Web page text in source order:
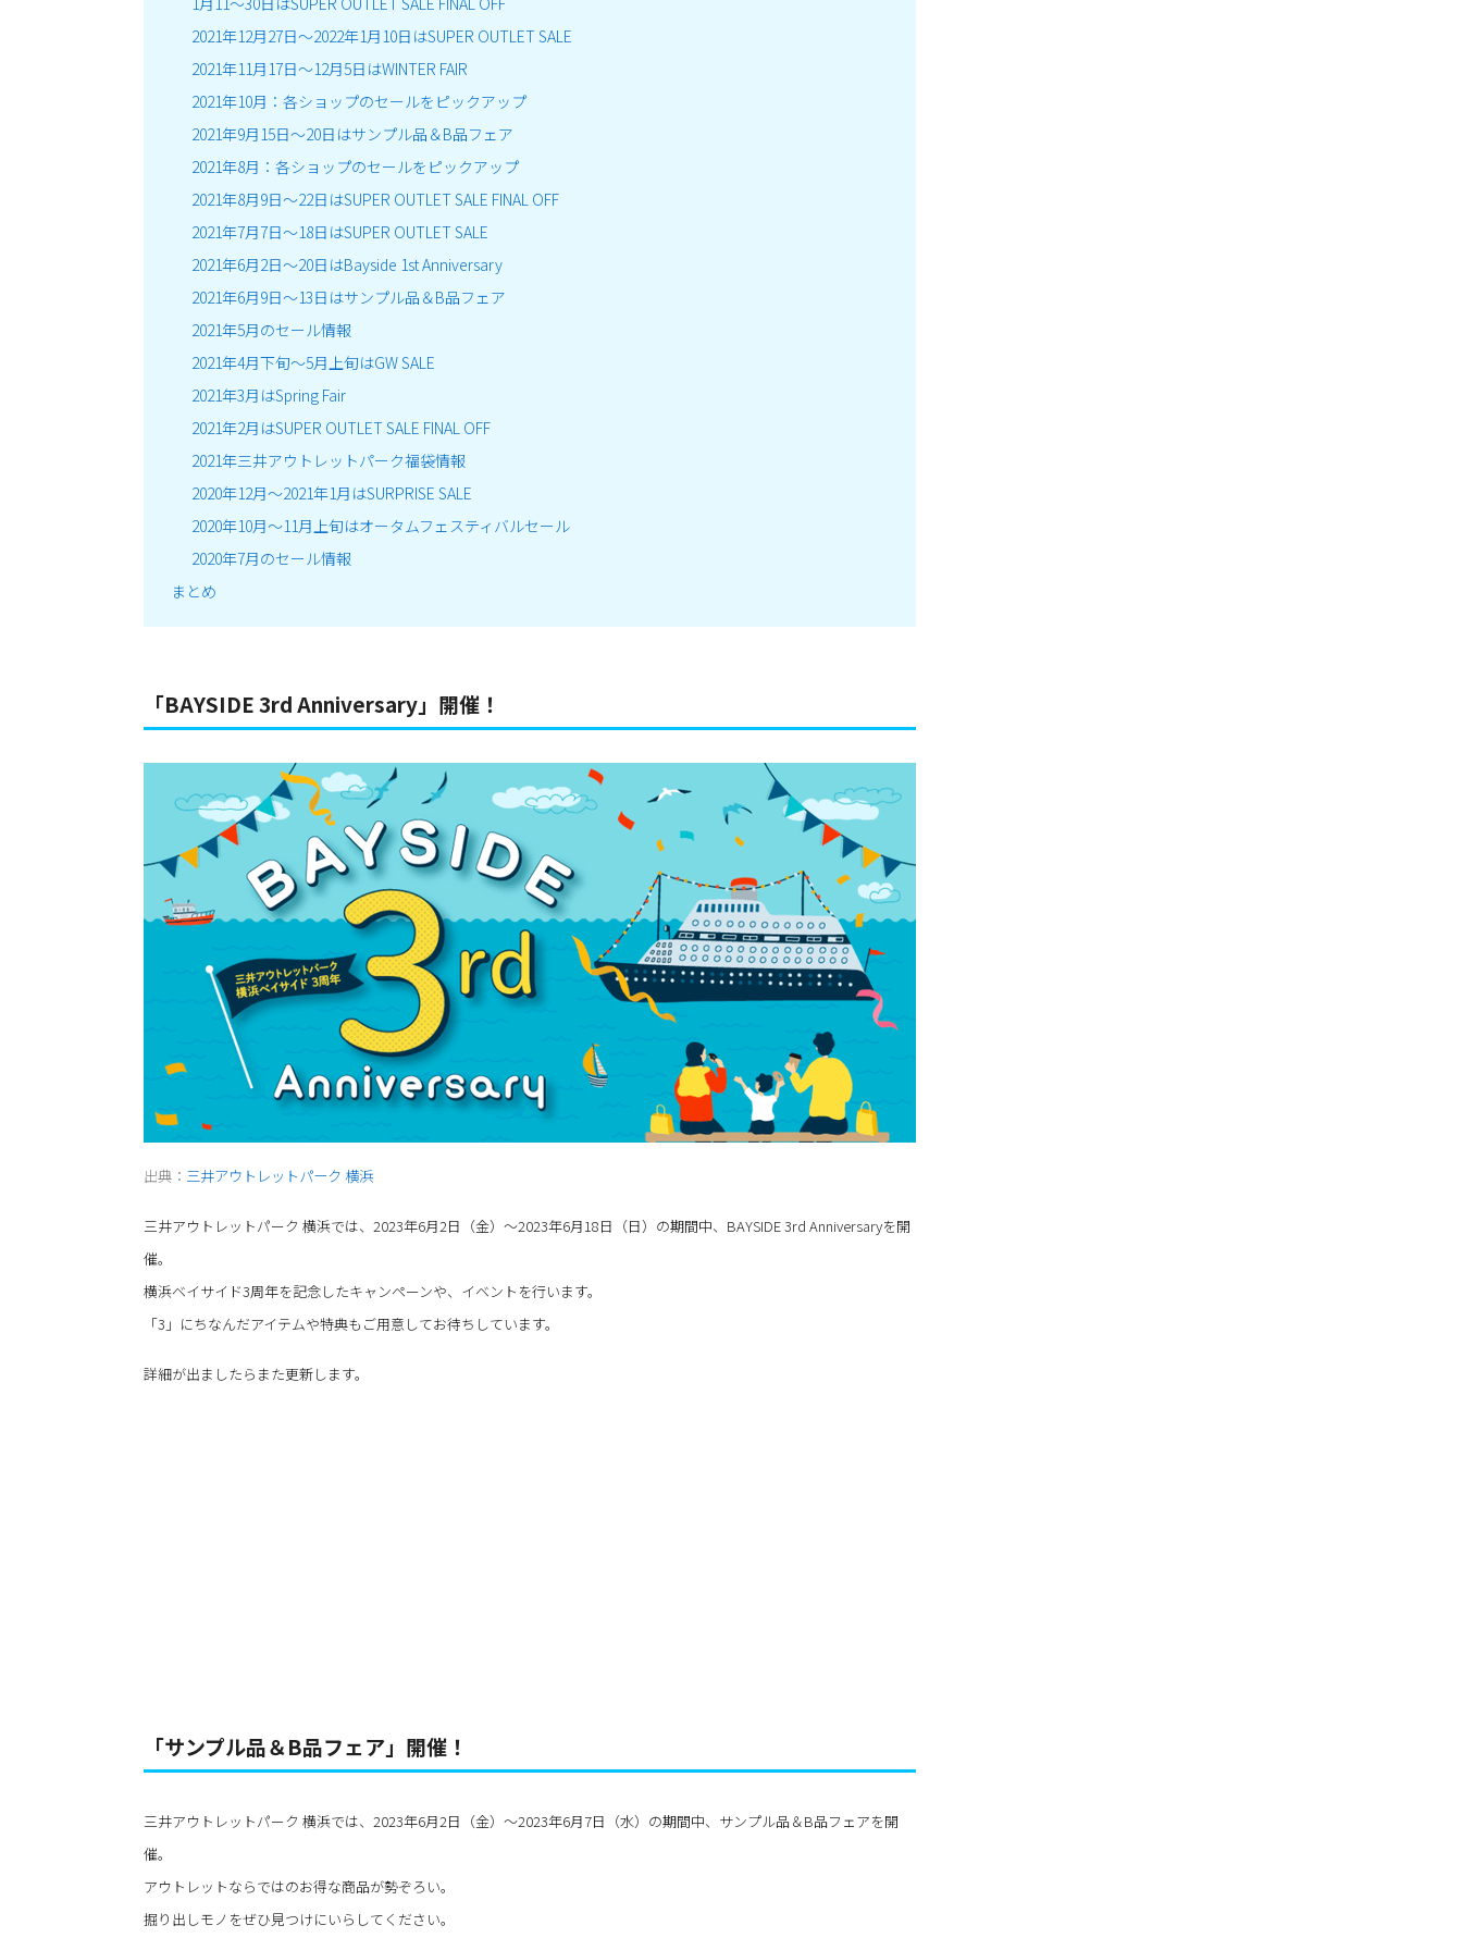
2021年12月27日～2022年1月10日はSUPER OUTLET SALE
2021年11月17日～12月5日はWINTER FAIR
2021年10月：各ショップのセールをピックアップ
2021年9月15日～20日はサンプル品＆B品フェア
2021年8月：各ショップのセールをピックアップ
2021年8月9日～22日はSUPER OUTLET SALE FINAL OFF
2021年7月7日～18日はSUPER OUTLET SALE
2021年6月2日～20日はBayside 1st Anniversary
2021年6月9日～13日はサンプル品＆B品フェア
2021年5月のセール情報
2021年4月下旬～5月上旬はGW SALE
2021年3月はSpring Fair
2021年2月はSUPER OUTLET SALE FINAL OFF
2021年三井アウトレットパーク福袋情報
2020年12月～2021年1月はSURPRISE SALE
2020年10月～11月上旬はオータムフェスティバルセール
2020年7月のセール情報
まとめ
「BAYSIDE 3rd Anniversary」開催！
出典： 三井アウトレットパーク 横浜
三井アウトレットパーク 横浜では、2023年6月2日（金）～2023年6月18日（日）の期間中、BAYSIDE 3rd Anniversaryを開
催。
横浜ベイサイド3周年を記念したキャンペーンや、イベントを行います。
「3」にちなんだアイテムや特典もご用意してお待ちしています。
詳細が出ましたらまた更新します。
「サンプル品＆B品フェア」開催！
三井アウトレットパーク 横浜では、2023年6月2日（金）～2023年6月7日（水）の期間中、サンプル品＆B品フェアを開
催。
アウトレットならではのお得な商品が勢ぞろい。
掘り出しモノをぜひ見つけにいらしてください。